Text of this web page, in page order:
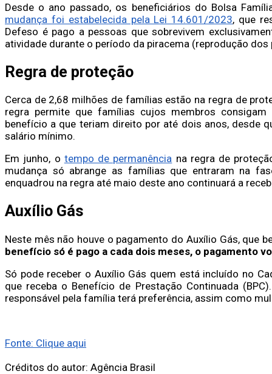
Desde o ano passado, os beneficiários do Bolsa
mudança foi estabelecida pela Lei 14.601/2023, que
Defeso é pago a pessoas que sobrevivem
atividade durante o período da piracema (reprodução dos
Regra de proteção
Cerca de 2,68 milhões de famílias estão na regra de
regra permite que famílias cujos membros
benefício a que teriam direito por até dois anos, desde
salário mínimo.
Em junho, o tempo de permanência na regra de
mudança só abrange as famílias que entraram na
enquadrou na regra até maio deste ano continuará a
Auxílio Gás
Neste mês não houve o pagamento do Auxílio Gás, que
benefício só é pago a cada dois meses, o pagamento
Só pode receber o Auxílio Gás quem está incluído no
que receba o Benefício de Prestação Continuada
responsável pela família terá preferência, assim como
Fonte: Clique aqui
Créditos do autor: Agência Brasil